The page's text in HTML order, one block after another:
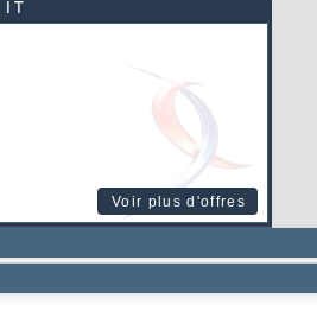
Voir plus d'offres